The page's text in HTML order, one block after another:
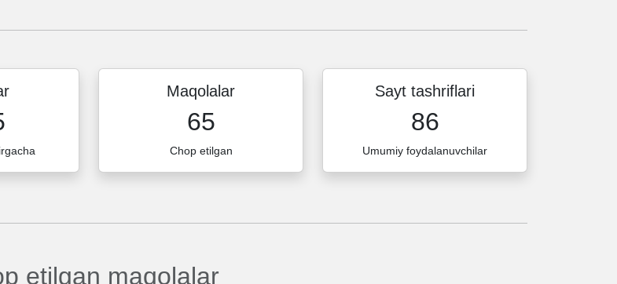
Maqolalar
65
Chop etilgan
Sayt tashriflari
86
Umumiy foydalanuvchilar
etilgan maqolalar